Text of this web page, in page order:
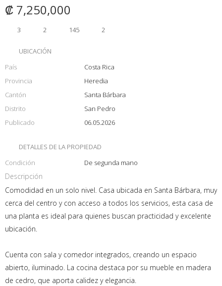
₡ 7,250,000
3 2 145 2
UBICACIÓN
País
Costa Rica
Provincia
Heredia
Cantón
Santa Bárbara
Distrito
San Pedro
Publicado
06.05.2026
DETALLES DE LA PROPIEDAD
Condición
De segunda mano
Descripción
Comodidad en un solo nivel. Casa ubicada en Santa Bárbara, muy
cerca del centro y con acceso a todos los servicios, esta casa de
una planta es ideal para quienes buscan practicidad y excelente
ubicación.
Cuenta con sala y comedor integrados, creando un espacio
abierto, iluminado. La cocina destaca por su mueble en madera
de cedro, que aporta calidez y elegancia.